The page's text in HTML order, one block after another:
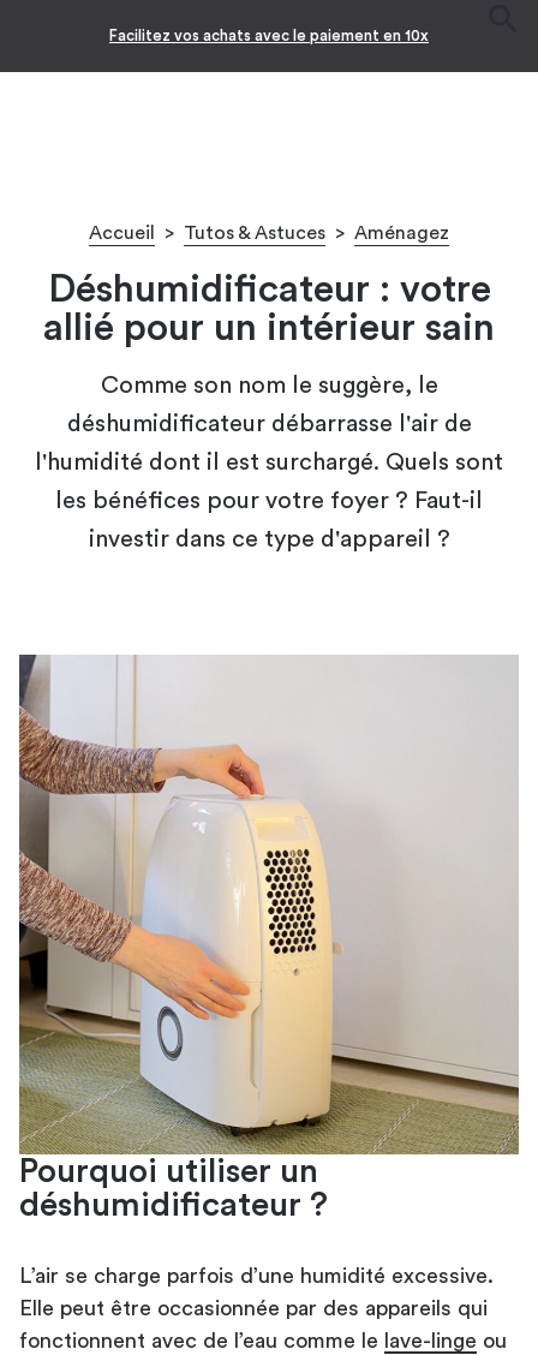
Facilitez vos achats avec le paiement en 10x
Accueil > Tutos & Astuces > Aménagez
Déshumidificateur : votre
allié pour un intérieur sain
Comme son nom le suggère, le
déshumidificateur débarrasse l'air de
l'humidité dont il est surchargé. Quels sont
les bénéfices pour votre foyer ? Faut-il
investir dans ce type d'appareil ?
Pourquoi utiliser un
déshumidificateur ?
L’air se charge parfois d’une humidité excessive.
Elle peut être occasionnée par des appareils qui
fonctionnent avec de l’eau comme le
lave-linge ou